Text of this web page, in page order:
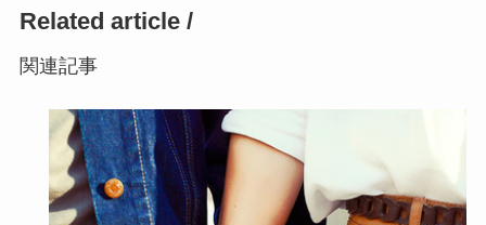
Related article /
関連記事